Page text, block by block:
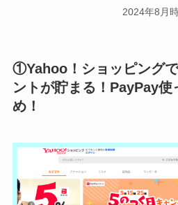
2024年8月
①Yahoo！ショッピング
ントが貯まる！PayPay
め！